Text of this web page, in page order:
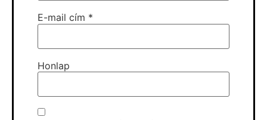
E-mail cím *
Honlap